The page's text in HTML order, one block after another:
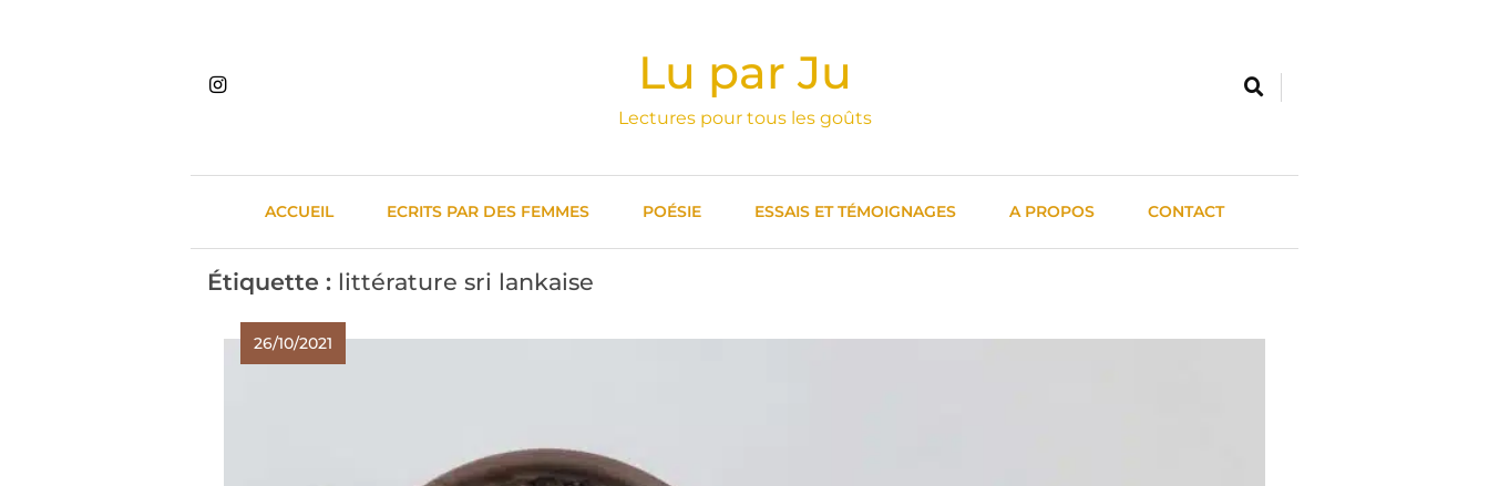
Lu par Ju
Lectures pour tous les goûts
ACCUEIL ECRITS PAR DES FEMMES POÉSIE ESSAIS ET TÉMOIGNAGES A PROPOS CONTACT
Étiquette : littérature sri lankaise
26/10/2021